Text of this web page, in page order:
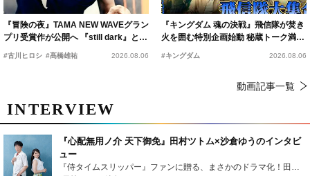
『冒険の夜』TAMA NEW WAVEグラン
プリ受賞作が公開へ 『still dark』と同
時上映決定
#古川ヒロシ #髙橋雄祐 2026.08.06
『キングダム 魂の決戦』飛信隊が焚き
火を囲む特別企画始動 秘蔵トーク満載
の“キングダムキャンプ”開催
#キングダム 2026.08.06
動画記事一覧
INTERVIEW
『心配無用ノ介 天下御免』田村ツトム×沙倉ゆうのインタビ
ュー
『侍タイムスリッパー』ファンに贈る、まさかのドラマ化！田村ツトム×沙倉ゆうのが語る『心配無用ノ介』撮影秘話